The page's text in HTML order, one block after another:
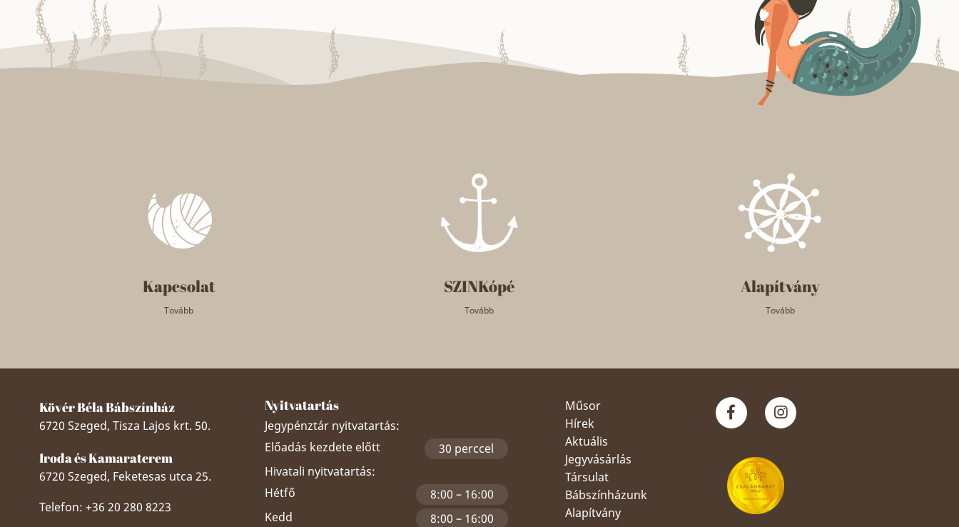
Kapcsolat
Tovább
SZINKópé
Tovább
Alapítvány
Tovább
Kövér Béla Bábszínház
6720 Szeged, Tisza Lajos krt. 50.
Iroda és Kamaraterem
6720 Szeged, Feketesas utca 25.
Telefon: +36 20 280 8223
Nyitvatartás
Jegypénztár nyitvatartás:
Előadás kezdete előtt
30 perccel
Hivatali nyitvatartás:
Hétfő
8:00 – 16:00
Kedd
8:00 – 16:00
Műsor
Hírek
Aktuális
Jegyvásárlás
Társulat
Bábszínházunk
Alapítvány